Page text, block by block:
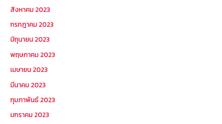
สิงหาคม 2023
กรกฎาคม 2023
มิถุนายน 2023
พฤษภาคม 2023
เมษายน 2023
มีนาคม 2023
กุมภาพันธ์ 2023
มกราคม 2023